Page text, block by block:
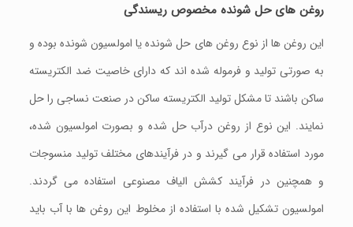
روغن های حل شونده مخصوص ریسندگی
این روغن ها از نوع روغن های حل شونده یا امولسیون شونده بوده و
به صورتی تولید و فرموله شده اند که دارای خاصیت ضد الکتریسته
ساکن باشند تا مشکل تولید الکتریسته ساکن در صنعت نساجی را حل
نمایند. این نوع از روغن درآب حل شده و بصورت امولسیون شده،
مورد استفاده قرار می گیرند و در فرآیندهای مختلف تولید منسوجات
و همچنین در فرآیند کشش الیاف مصنوعی استفاده می گردند.
امولسیون تشکیل شده با استفاده از مخلوط این روغن ها با آب باید